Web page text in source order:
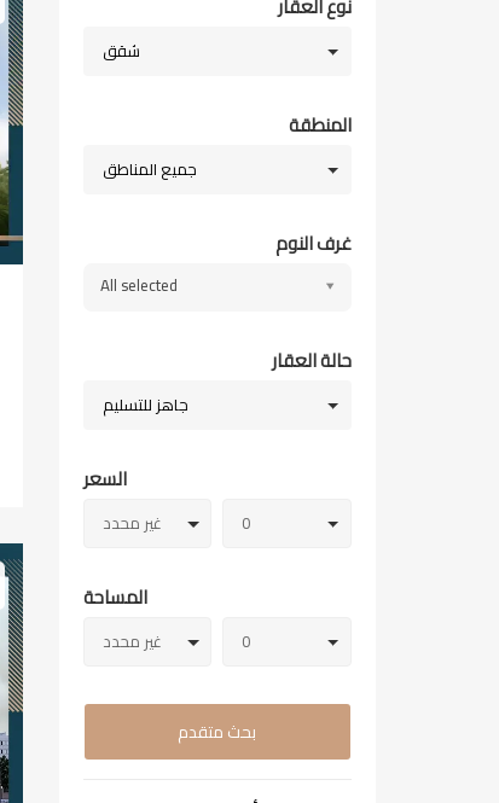
شقق
المنطقة
جميع المناطق
غرف النوم
All selected
حالة العقار
جاهز للتسليم
السعر
0 غير محدد
المساحة
0 غير محدد
بحث متقدم